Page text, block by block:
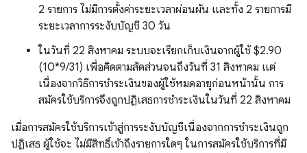
2 รายการ ไม่มีการตั้งค่าระยะเวลาผ่อนผัน และทั้ง 2 รายการมี
ระยะเวลาการระงับบัญชี 30 วัน
ในวันที่ 22 สิงหาคม ระบบจะเรียกเก็บเงินจากผู้ใช้ $2.90
(10*9/31) เพื่อคิดตามสัดส่วนจนถึงวันที่ 31 สิงหาคม แต่
เนื่องจากวิธีการชำระเงินของผู้ใช้หมดอายุก่อนหน้านั้น การ
สมัครใช้บริการจึงถูกปฏิเสธการชำระเงินในวันที่ 22 สิงหาคม
เมื่อการสมัครใช้บริการเข้าสู่การระงับบัญชีเนื่องจากการชำระเงินถูก
ปฏิเสธ ผู้ใช้จะ ไม่มีสิทธิ์เข้าถึงรายการใดๆ ในการสมัครใช้บริการที่มี